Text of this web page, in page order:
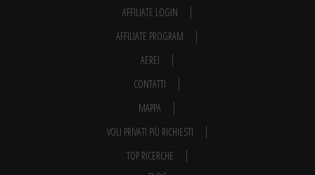
AFFILIATE LOGIN
AFFILIATE PROGRAM
AEREI
CONTATTI
MAPPA
VOLI PRIVATI PIÙ RICHIESTI
TOP RICERCHE